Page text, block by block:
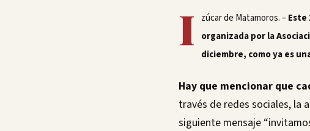
I zúcar de Matamoros. –Este
organizada por la
diciembre, como ya es
Hay que mencionar que
través de redes sociales, la
siguiente mensaje